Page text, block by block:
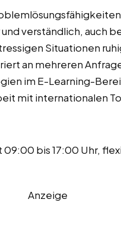
verständlich, auch
Situationen
an mehreren
im E-Learning-
mit internationalen
bis 17:00 Uhr,
Anzeige